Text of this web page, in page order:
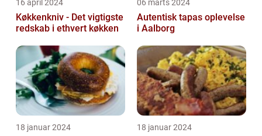
16 april 2024
Køkkenkniv - Det vigtigste
redskab i ethvert køkken
06 marts 2024
Autentisk tapas oplevelse
i Aalborg
18 januar 2024 18 januar 2024